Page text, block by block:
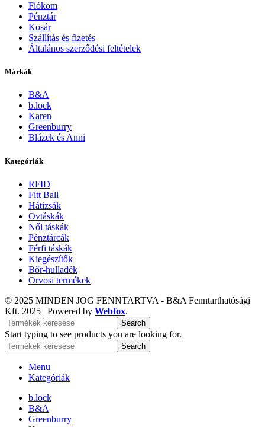
Fiókom
Pénztár
Kosár
Szállítás és fizetés
Általános szerződési feltételek
Márkák
B&A
b.lock
Karen
Greenburry
Blázek és Anni
Kategóriák
RFID
Fitt Ball
Hátizsák
Övtáskák
Női táskák
Pénztárcák
Férfi táskák
Kiegészítők
Bőr-hulladék
Orvosi termékek
© 2025 MINDEN JOG FENNTARTVA - B&A Fenntarthatósági
Kft. 2025 | Powered by Webfox.
Search
Start typing to see products you are looking for.
Search
Menu
Kategóriák
b.lock
B&A
Greenburry